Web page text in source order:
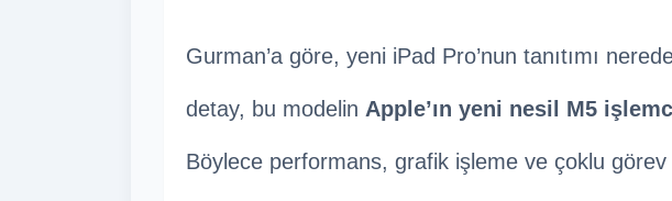
Gurman’a göre, yeni iPad Pro’nun tanıtımı
detay, bu modelin Apple’ın yeni nesil M5
Böylece performans, grafik işleme ve çoklu görev